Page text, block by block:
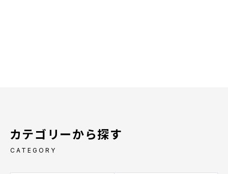
カテゴリーから探す
CATEGORY